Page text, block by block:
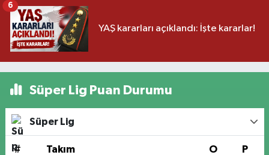
YAŞ kararları açıklandı: İşte kararlar!
6
Süper Lig Puan Durumu
Süper Lig
# Takım O P